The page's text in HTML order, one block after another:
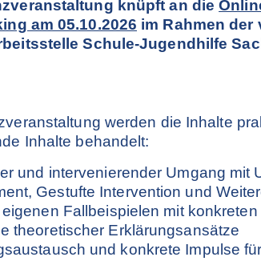
knüpft an die
am 05.10.2026 im Rahmen
Schule-Jugendhilfe
werden die Inhalte
Inhalte behandelt:
und intervenierender Umgang mit
Gestufte Intervention und
Fallbeispielen mit
theoretischer Erklärungsansätze
und konkrete Impulse